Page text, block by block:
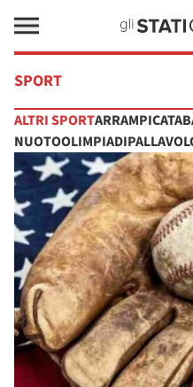
SPORT
ALTRI SPORTARRAMPICATA
NUOTOOLIMPIADI